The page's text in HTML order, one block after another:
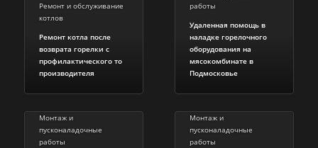
Ремонт и обслуживание
котлов
Ремонт котла после
возврата горелки с
профилактического то
производителя
работы
Удаленная помощь в
наладке горелочного
оборудования на
мясокомбинате в
Подмосковье
Монтаж и
пусконаладочные
работы
Монтаж и
пусконаладочные
работы